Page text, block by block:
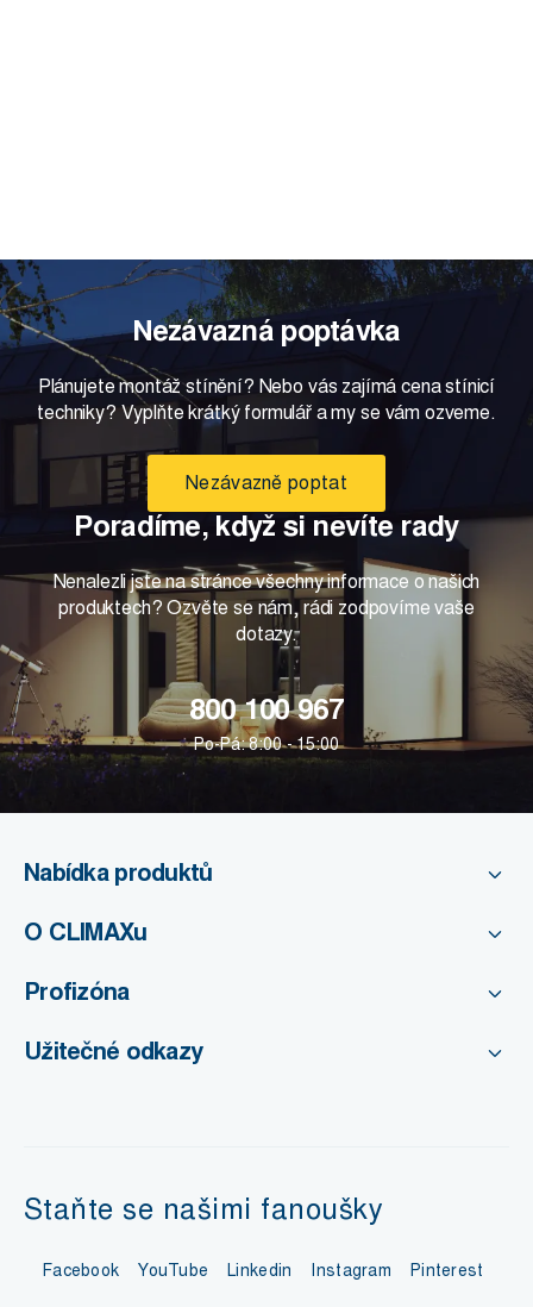
Nezávazná poptávka
Plánujete montáž stínění? Nebo vás zajímá cena stínicí
techniky? Vyplňte krátký formulář a my se vám ozveme.
Nezávazně poptat
Poradíme, když si nevíte rady
Nenalezli jste na stránce všechny informace o našich
produktech? Ozvěte se nám, rádi zodpovíme vaše
dotazy.
800 100 967
Po-Pá: 8:00 - 15:00
Nabídka produktů
O CLIMAXu
Profizóna
Užitečné odkazy
Staňte se našimi fanoušky
Facebook YouTube Linkedin Instagram Pinterest